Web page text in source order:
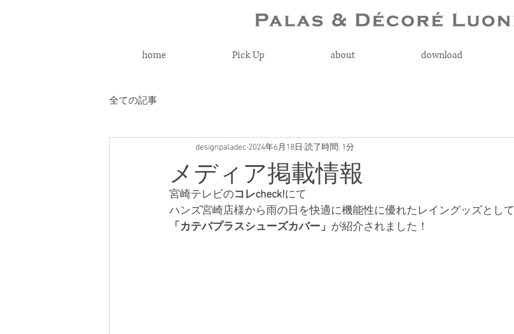
home Pick Up about download
全ての記事
メディア掲載情報
designpaladec 2024年6月18日 読了時間: 1分
宮崎テレビのコレcheck!にて
ハンズ宮崎店様から雨の日を快適に機能性に優れたレイングッズとして
「カテバプラスシューズカバー」 が紹介されました！